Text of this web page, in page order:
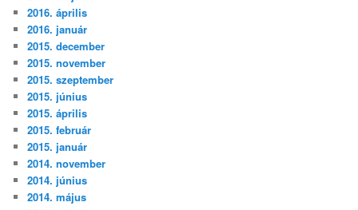
2016. április
2016. január
2015. december
2015. november
2015. szeptember
2015. június
2015. április
2015. február
2015. január
2014. november
2014. június
2014. május